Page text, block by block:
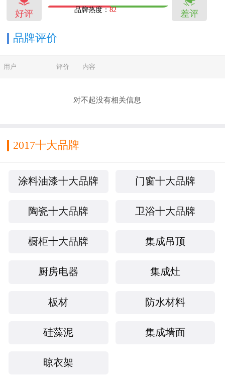
应商。 简于规，精于人，专业的人才队伍是嘉美
斯漆发展的不竭动力。公司广揽四海俊才，集众
销策略为手段，以优秀的团队为先锋，以广阔的
会效益、经济效益和环境效益为高度和谐统一为
好评 差评
品牌热度：82
品牌评价
用户 评价 内容
对不起没有相关信息
2017十大品牌
涂料油漆十大品牌 门窗十大品牌
陶瓷十大品牌 卫浴十大品牌
橱柜十大品牌 集成吊顶
厨房电器 集成灶
板材 防水材料
硅藻泥 集成墙面
晾衣架